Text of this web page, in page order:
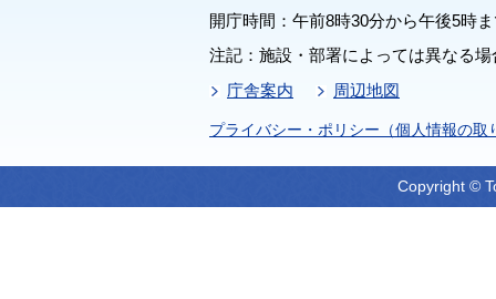
開庁時間：午前8時30分から午後5時
注記：施設・部署によっては異なる
庁舎案内
周辺地図
プライバシー・ポリシー（個人情報の取
Copyright ©